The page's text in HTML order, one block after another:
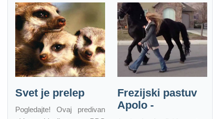
Svet je prelep
Pogledajte! Ovaj predivan
Frezijski pastuv
Apolo -